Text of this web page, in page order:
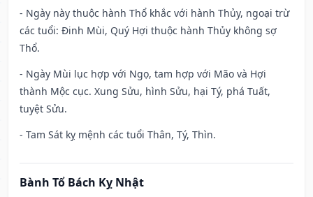
- Ngày này thuộc hành Thổ khắc với hành Thủy, ngoại trừ
các tuổi: Đinh Mùi, Quý Hợi thuộc hành Thủy không sợ
Thổ.
- Ngày Mùi lục hợp với Ngọ, tam hợp với Mão và Hợi
thành Mộc cục. Xung Sửu, hình Sửu, hại Tý, phá Tuất,
tuyệt Sửu.
- Tam Sát kỵ mệnh các tuổi Thân, Tý, Thìn.
Bành Tổ Bách Kỵ Nhật